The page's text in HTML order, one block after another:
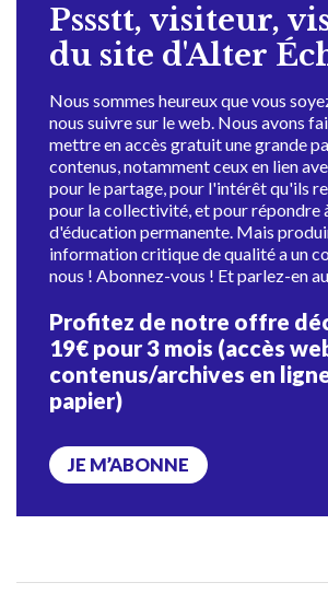
Pssstt, visiteur,
du site d'Alter
Nous sommes heureux que vous
nous suivre sur le web. Nous avons
mettre en accès gratuit une grande
contenus, notamment ceux en lien
pour le partage, pour l'intérêt qu'ils
pour la collectivité, et pour répondre
d'éducation permanente. Mais
information critique de qualité a un
nous ! Abonnez-vous ! Et parlez-en
Profitez de notre offre
19€ pour 3 mois (accès
contenus/archives en
papier)
JE M’ABONNE